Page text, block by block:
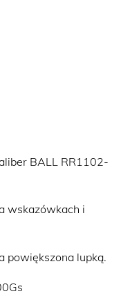
BALL RR1102-
wskazówkach i
powiększona lupką.